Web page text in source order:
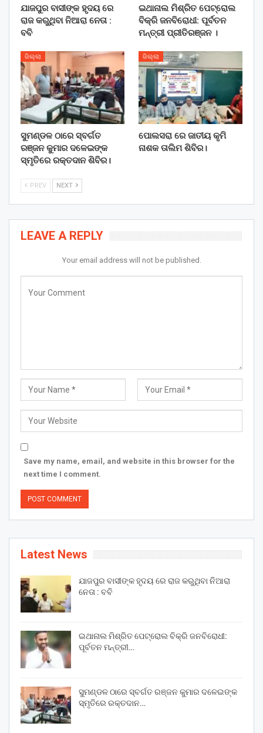
ଯାଜପୁର ବାସୀଙ୍କ ହୃଦୟ ରେ
ରାଜ କରୁଥିବା ନିଆରା ନେତା :
ବବି
ଇଥାନାଲ ମିଶ୍ରିତ ପେଟ୍ରୋଲ
ବିକ୍ରି ଜନବିରୋଧୀ: ପୂର୍ବତନ
ମନ୍ତ୍ରୀ ପ୍ରୀତିରଞ୍ଜନ ।
ଜିଲ୍ଲା
ସୁମଣ୍ଡଳ ଠାରେ ସ୍ବର୍ଗତ
ରଞ୍ଜନ କୁମାର ଦଳେଇଙ୍କ
ସ୍ମୃତିରେ ରକ୍ତଦାନ ଶିବିର।
ଜିଲ୍ଲା
ପୋଲସରା ରେ ଜାତୀୟ କୃମି
ନାଶକ ତାଲିମ ଶିବିର।
PREV NEXT
LEAVE A REPLY
Your email address will not be published.
Save my name, email, and website in this browser for the
next time I comment.
Latest News
ଯାଜପୁର ବାସୀଙ୍କ ହୃଦୟ ରେ ରାଜ କରୁଥିବା ନିଆରା
ନେତା : ବବି
ଇଥାନାଲ ମିଶ୍ରିତ ପେଟ୍ରୋଲ ବିକ୍ରି ଜନବିରୋଧୀ:
ପୂର୍ବତନ ମନ୍ତ୍ରୀ…
ସୁମଣ୍ଡଳ ଠାରେ ସ୍ବର୍ଗତ ରଞ୍ଜନ କୁମାର ଦଳେଇଙ୍କ
ସ୍ମୃତିରେ ରକ୍ତଦାନ…